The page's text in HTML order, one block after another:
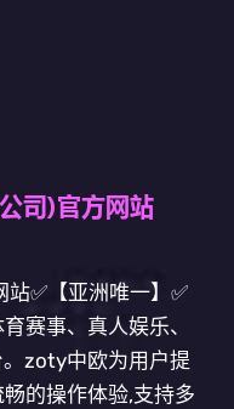
✅【亚洲唯一】✅
赛事、真人娱乐、
zoty中欧为用户提
的操作体验,支持多